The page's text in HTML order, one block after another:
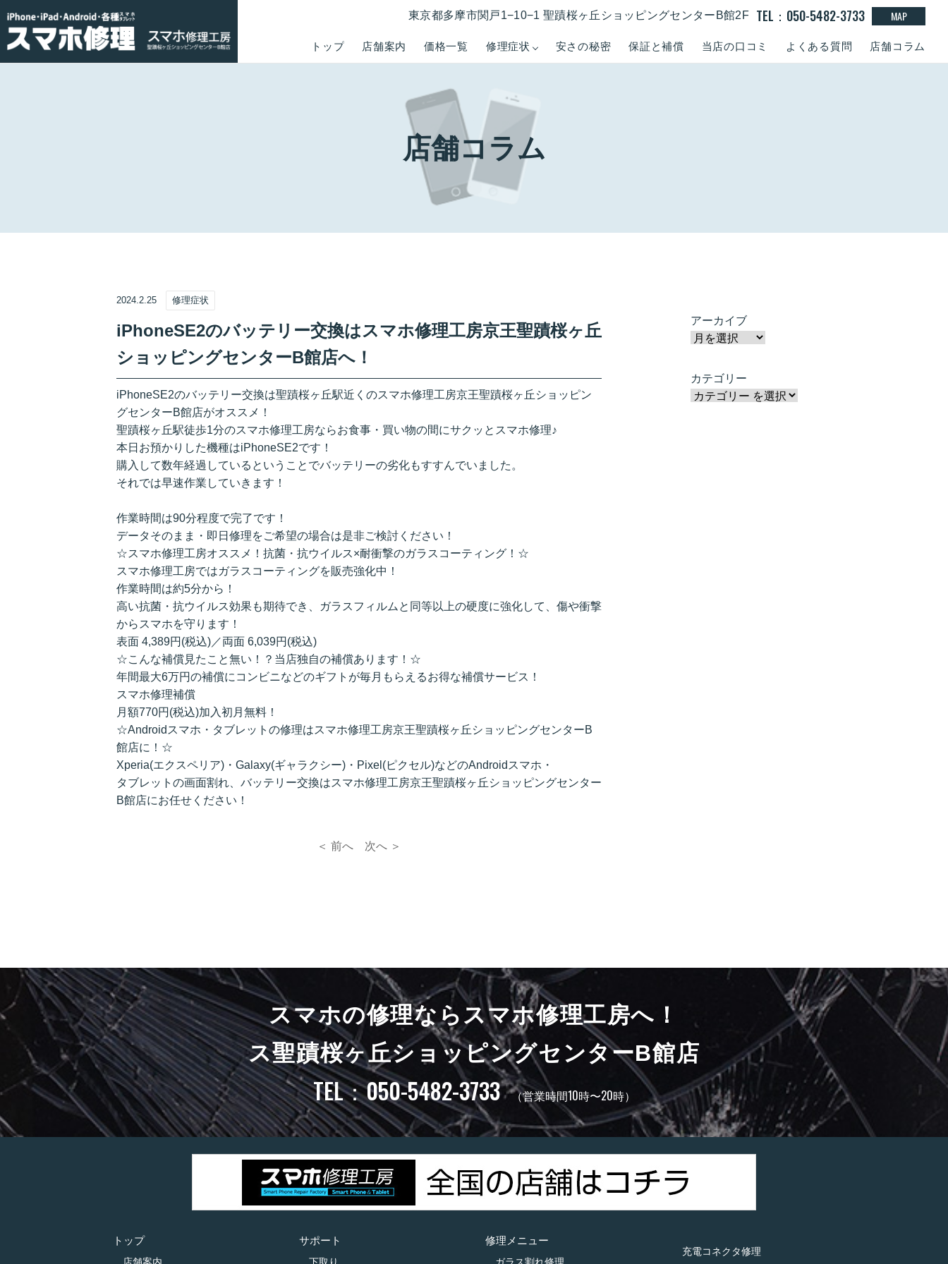
トップ 店舗案内 価格一覧 修理症状 安さの秘密 保証と補償 当店の口コミ よくある質問 店舗コラム
東京都多摩市関戸1−10−1 聖蹟桜ヶ丘ショッピングセンターB館2F TEL：050-5482-3733 MAP
店舗コラム
2024.2.25 修理症状
iPhoneSE2のバッテリー交換はスマホ修理工房京王聖蹟桜ヶ丘
ショッピングセンターB館店へ！
iPhoneSE2のバッテリー交換は聖蹟桜ヶ丘駅近くのスマホ修理工房京王聖蹟桜ヶ丘ショッピン
グセンターB館店がオススメ！
聖蹟桜ヶ丘駅徒歩1分のスマホ修理工房ならお食事・買い物の間にサクッとスマホ修理♪
本日お預かりした機種はiPhoneSE2です！
購入して数年経過しているということでバッテリーの劣化もすすんでいました。
それでは早速作業していきます！
作業時間は90分程度で完了です！
データそのまま・即日修理をご希望の場合は是非ご検討ください！
☆スマホ修理工房オススメ！抗菌・抗ウイルス×耐衝撃のガラスコーティング！☆
スマホ修理工房ではガラスコーティングを販売強化中！
作業時間は約5分から！
高い抗菌・抗ウイルス効果も期待でき、ガラスフィルムと同等以上の硬度に強化して、傷や衝撃
からスマホを守ります！
表面 4,389円(税込)／両面 6,039円(税込)
☆こんな補償見たこと無い！？当店独自の補償あります！☆
年間最大6万円の補償にコンビニなどのギフトが毎月もらえるお得な補償サービス！
スマホ修理補償
月額770円(税込)加入初月無料！
☆Androidスマホ・タブレットの修理はスマホ修理工房京王聖蹟桜ヶ丘ショッピングセンターB
館店に！☆
Xperia(エクスペリア)・Galaxy(ギャラクシー)・Pixel(ピクセル)などのAndroidスマホ・
タブレットの画面割れ、バッテリー交換はスマホ修理工房京王聖蹟桜ヶ丘ショッピングセンター
B館店にお任せください！
＜ 前へ 次へ ＞
アーカイブ
カテゴリー
スマホの修理ならスマホ修理工房へ！
ス聖蹟桜ヶ丘ショッピングセンターB館店
TEL：050-5482-3733 （営業時間10時〜20時）
トップ サポート 修理メニュー
充電コネクタ修理